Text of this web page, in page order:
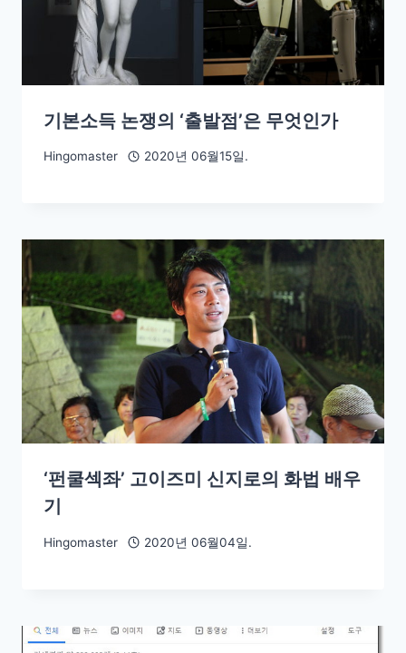
기본소득 논쟁의 ‘출발점’은 무엇인가
Hingomaster 2020년 06월15일.
‘펀쿨섹좌’ 고이즈미 신지로의 화법 배우
기
Hingomaster 2020년 06월04일.